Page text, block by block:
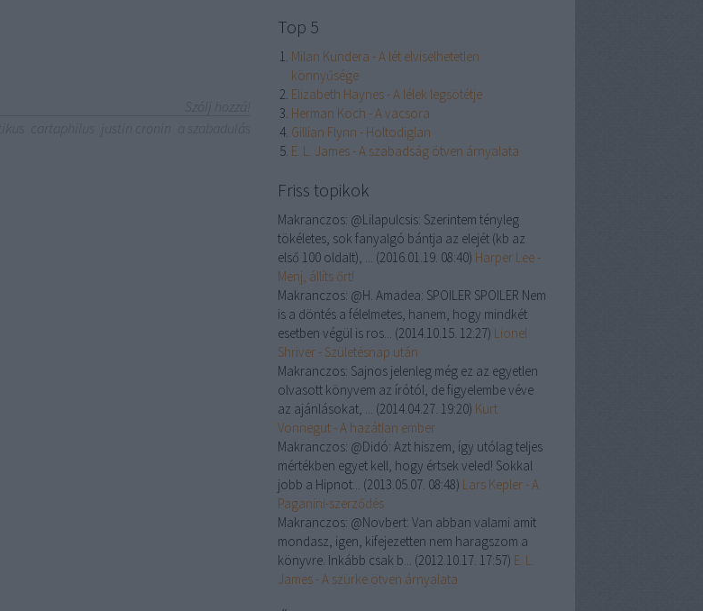
Top 5
Milan Kundera - A lét elviselhetetlen
könnyűsége
Elizabeth Haynes - A lélek legsötétje
Herman Koch - A vacsora
Gillian Flynn - Holtodiglan
E. L. James - A szabadság ötven árnyalata
Friss topikok
Makranczos: @Lilapulcsis: Szerintem tényleg
tökéletes, sok fanyalgó bántja az elejét (kb az
első 100 oldalt), ... (2016.01.19. 08:40) Harper Lee -
Menj, állíts őrt!
Makranczos: @H. Amadea: SPOILER SPOILER Nem
is a döntés a félelmetes, hanem, hogy mindkét
esetben végül is ros... (2014.10.15. 12:27) Lionel
Shriver - Születésnap után
Makranczos: Sajnos jelenleg még ez az egyetlen
olvasott könyvem az írótól, de figyelembe véve
az ajánlásokat, ... (2014.04.27. 19:20) Kurt
Vonnegut - A hazátlan ember
Makranczos: @Didó: Azt hiszem, így utólag teljes
mértékben egyet kell, hogy értsek veled! Sokkal
jobb a Hipnot... (2013.05.07. 08:48) Lars Kepler - A
Paganini-szerződés
Makranczos: @Novbert: Van abban valami amit
mondasz, igen, kifejezetten nem haragszom a
könyvre. Inkább csak b... (2012.10.17. 17:57) E. L.
James - A szürke ötven árnyalata